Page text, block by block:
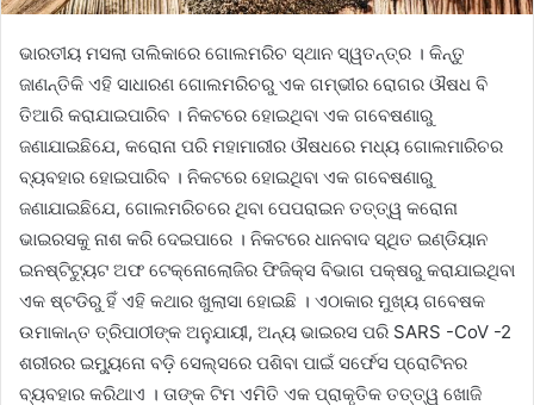
ଭାରତୀୟ ମସଲା ତାଲିକାରେ ଗୋଲମରିଚ ସ୍ଥାନ ସ୍ୱତନ୍ତ୍ର । କିନ୍ତୁ
ଜାଣନ୍ତିକି ଏହି ସାଧାରଣ ଗୋଲମରିଚରୁ ଏକ ଗମ୍ଭୀର ରୋଗର ଔଷଧ ବି
ତିଆରି କରାଯାଇପାରିବ । ନିକଟରେ ହୋଇଥିବା ଏକ ଗବେଷଣାରୁ
ଜଣାଯାଇଛିଯେ, କରୋନା ପରି ମହାମାରୀର ଔଷଧରେ ମଧ୍ୟ ଗୋଲମାରିଚର
ବ୍ୟବହାର ହୋଇପାରିବ । ନିକଟରେ ହୋଇଥିବା ଏକ ଗବେଷଣାରୁ
ଜଣାଯାଇଛିଯେ, ଗୋଲମରିଚରେ ଥିବା ପେପରାଇନ ତତ୍ତ୍ୱ କରୋନା
ଭାଇରସକୁ ନାଶ କରି ଦେଇପାରେ । ନିକଟରେ ଧାନବାଦ ସ୍ଥିତ ଇଣ୍ଡିୟାନ
ଇନଷ୍ଟିଟ୍ୟୁଟ ଅଫ ଟେକ୍ନୋଲୋଜିର ଫିଜିକ୍ସ ବିଭାଗ ପକ୍ଷରୁ କରାଯାଇଥିବା
ଏକ ଷ୍ଟଡିରୁ ହିଁ ଏହି କଥାର ଖୁଲାସା ହୋଇଛି । ଏଠାକାର ମୁଖ୍ୟ ଗବେଷକ
ଉମାକାନ୍ତ ତ୍ରିପାଠୀଙ୍କ ଅନୁଯାୟୀ, ଅନ୍ୟ ଭାଇରସ ପରି SARS -CoV -2
ଶରୀରର ଇମ୍ୟୁନୋ ବଡ଼ି ସେଲ୍ସରେ ପଶିବା ପାଇଁ ସର୍ଫେସ ପ୍ରୋଟିନର
ବ୍ୟବହାର କରିଥାଏ । ତାଙ୍କ ଟିମ ଏମିତି ଏକ ପ୍ରାକୃତିକ ତତ୍ତ୍ୱ ଖୋଜି